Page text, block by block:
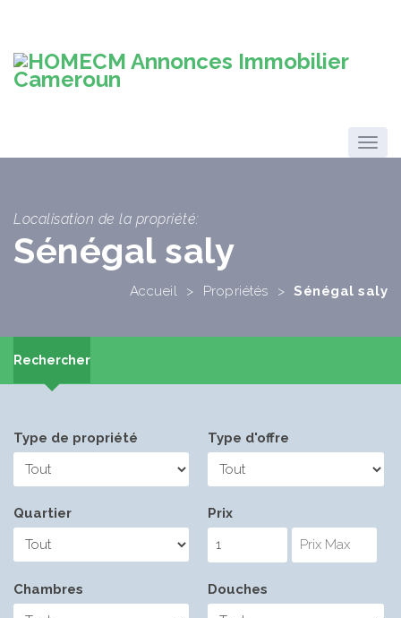
Localisation de la propriété:
Sénégal saly
Accueil > Propriétés > Sénégal saly
Rechercher
Type de propriété Type d'offre
Quartier Prix
Chambres Douches